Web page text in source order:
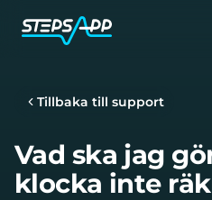
Tillbaka till support
Vad ska jag
klocka inte